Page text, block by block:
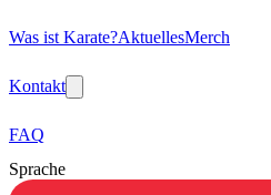
Was ist Karate?AktuellesMerch
Kontakt
FAQ
Sprache